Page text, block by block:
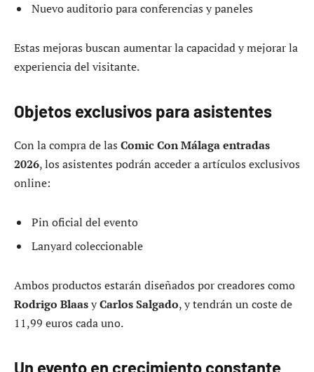
Nuevo auditorio para conferencias y paneles
Estas mejoras buscan aumentar la capacidad y mejorar la
experiencia del visitante.
Objetos exclusivos para asistentes
Con la compra de las Comic Con Málaga entradas
2026, los asistentes podrán acceder a artículos exclusivos
online:
Pin oficial del evento
Lanyard coleccionable
Ambos productos estarán diseñados por creadores como
Rodrigo BlaasyCarlos Salgado, y tendrán un coste de
11,99 euros cada uno.
Un evento en crecimiento constante